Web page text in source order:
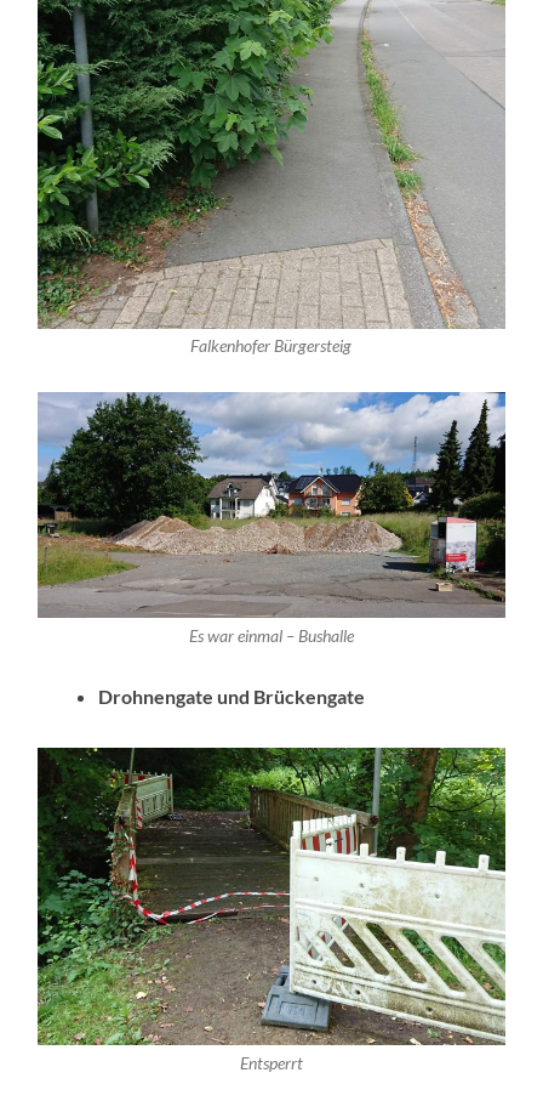
Falkenhofer Bürgersteig
Es war einmal – Bushalle
Drohnengate und Brückengate
Entsperrt